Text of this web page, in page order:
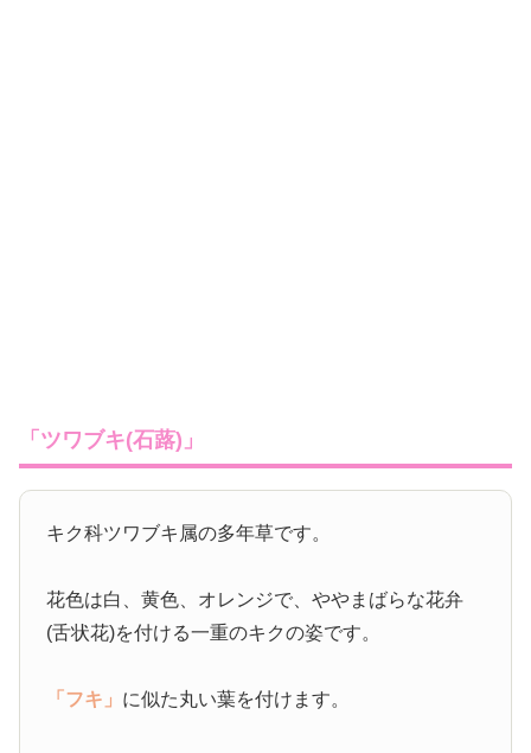
「ツワブキ(石蕗)」
キク科ツワブキ属の多年草です。
花色は白、黄色、オレンジで、ややまばらな花弁
(舌状花)を付ける一重のキクの姿です。
「フキ」 に似た丸い葉を付けます。